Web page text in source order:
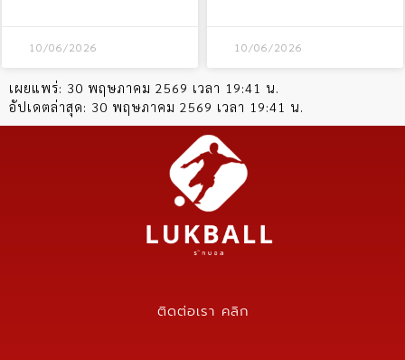
10/06/2026 10/06/2026
เผยแพร่: 30 พฤษภาคม 2569 เวลา 19:41 น.
อัปเดตล่าสุด: 30 พฤษภาคม 2569 เวลา 19:41 น.
ติดต่อเรา คลิก